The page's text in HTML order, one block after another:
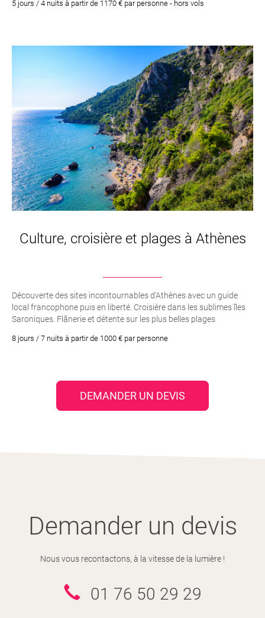
5 jours / 4 nuits à partir de 1170 € par personne - hors vols
Culture, croisière et plages à Athènes
Découverte des sites incontournables d’Athènes avec un guide
local francophone puis en liberté. Croisière dans les sublimes îles
Saroniques. Flânerie et détente sur les plus belles plages
professionnalisme de votre agence
8 jours / 7 nuits à partir de 1000 € par personne
DEMANDER UN DEVIS
Demander un devis
Nous vous recontactons, à la vitesse de la lumière !
01 76 50 29 29